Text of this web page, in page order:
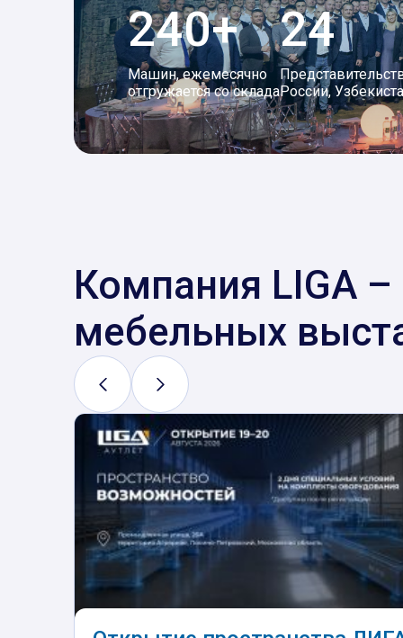
240+
Машин, ежемесячно
отгружается со склада
24
России,
Компания LIGA
мебельных